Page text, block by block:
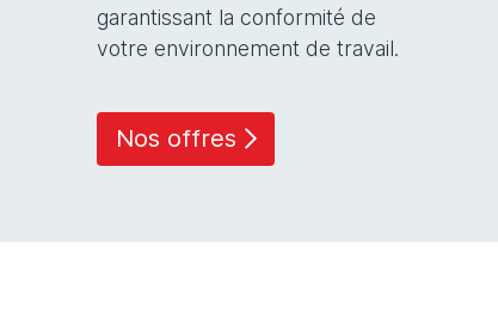
garantissant la conformité de
votre environnement de travail.
Nos offres